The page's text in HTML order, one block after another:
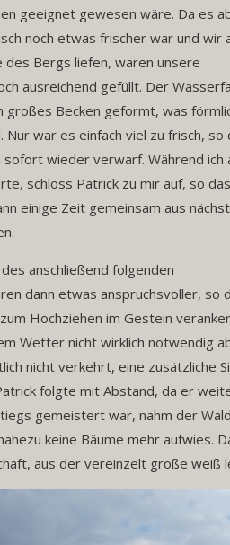
geeignet gewesen wäre. Da es
noch etwas frischer war und wir
des Bergs liefen, waren unsere
ausreichend gefüllt. Der
großes Becken geformt, was
Nur war es einfach viel zu frisch, so
sofort wieder verwarf. Während ich
schloss Patrick zu mir auf, so
einige Zeit gemeinsam aus
anschließend folgenden
dann etwas anspruchsvoller, so
Hochziehen im Gestein
Wetter nicht wirklich notwendig
nicht verkehrt, eine zusätzliche
folgte mit Abstand, da er
gemeistert war, nahm der
keine Bäume mehr aufwies.
aus der vereinzelt große weiß